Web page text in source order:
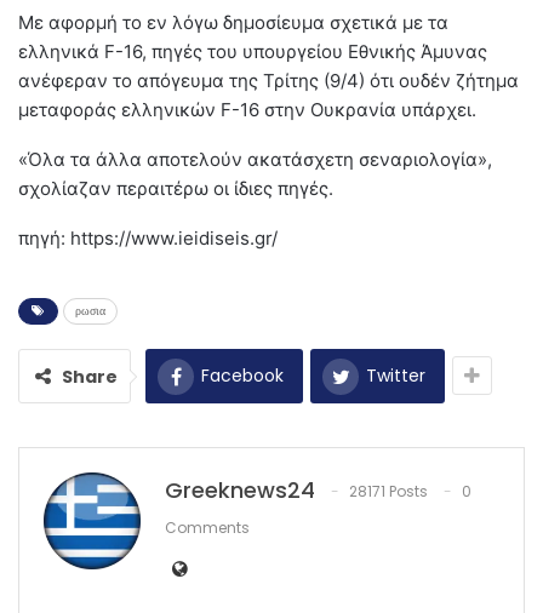
Με αφορμή το εν λόγω δημοσίευμα σχετικά με τα
ελληνικά F-16, πηγές του υπουργείου Εθνικής Άμυνας
ανέφεραν το απόγευμα της Τρίτης (9/4) ότι ουδέν ζήτημα
μεταφοράς ελληνικών F-16 στην Ουκρανία υπάρχει.
«Όλα τα άλλα αποτελούν ακατάσχετη σεναριολογία»,
σχολίαζαν περαιτέρω οι ίδιες πηγές.
πηγή: https://www.ieidiseis.gr/
ρωσια
Share Facebook Twitter
Greeknews24 28171 Posts
0
Comments